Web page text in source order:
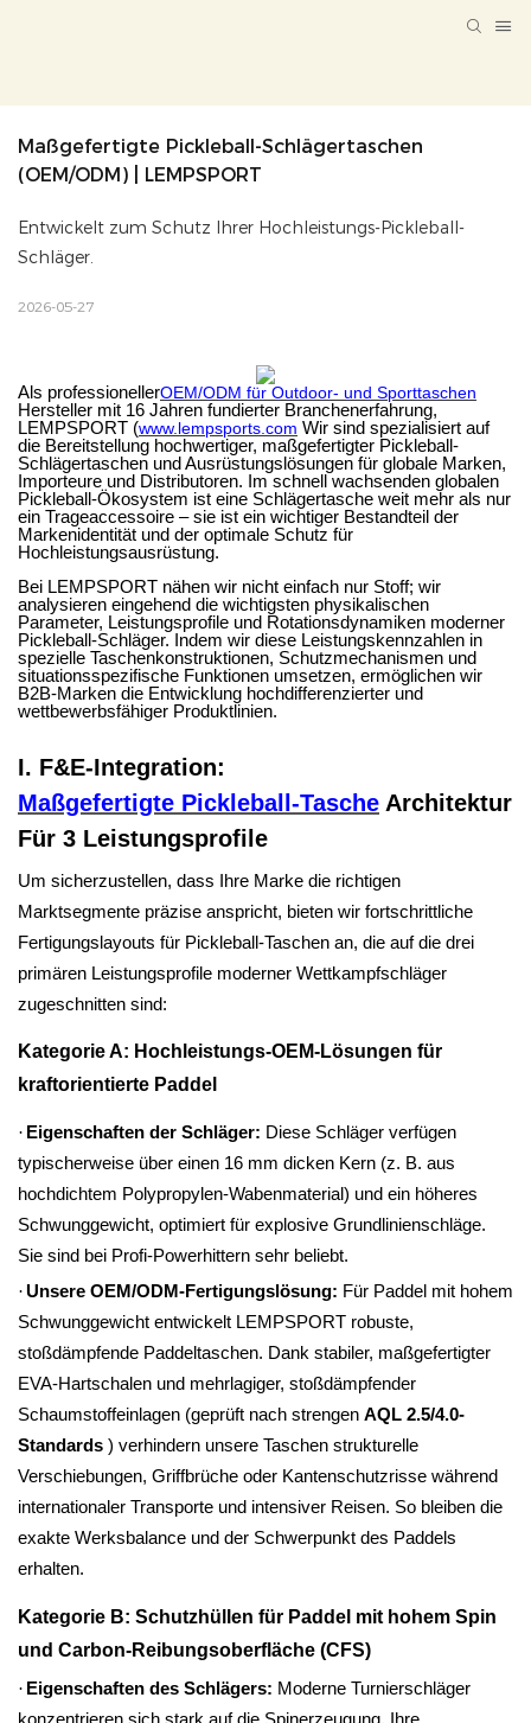
Maßgefertigte Pickleball-Schlägertaschen
(OEM/ODM) | LEMPSPORT
Entwickelt zum Schutz Ihrer Hochleistungs-Pickleball-
Schläger.
2026-05-27
Als professionellerOEM/ODM für Outdoor- und Sporttaschen
Hersteller mit 16 Jahren fundierter Branchenerfahrung,
LEMPSPORT (www.lempsports.com Wir sind spezialisiert auf
die Bereitstellung hochwertiger, maßgefertigter Pickleball-
Schlägertaschen und Ausrüstungslösungen für globale Marken,
Importeure und Distributoren. Im schnell wachsenden globalen
Pickleball-Ökosystem ist eine Schlägertasche weit mehr als nur
ein Trageaccessoire – sie ist ein wichtiger Bestandteil der
Markenidentität und der optimale Schutz für
Hochleistungsausrüstung.
Bei LEMPSPORT nähen wir nicht einfach nur Stoff; wir
analysieren eingehend die wichtigsten physikalischen
Parameter, Leistungsprofile und Rotationsdynamiken moderner
Pickleball-Schläger. Indem wir diese Leistungskennzahlen in
spezielle Taschenkonstruktionen, Schutzmechanismen und
situationsspezifische Funktionen umsetzen, ermöglichen wir
B2B-Marken die Entwicklung hochdifferenzierter und
wettbewerbsfähiger Produktlinien.
I. F&E-Integration:
Maßgefertigte Pickleball-Tasche Architektur
Für 3 Leistungsprofile
Um sicherzustellen, dass Ihre Marke die richtigen
Marktsegmente präzise anspricht, bieten wir fortschrittliche
Fertigungslayouts für Pickleball-Taschen an, die auf die drei
primären Leistungsprofile moderner Wettkampfschläger
zugeschnitten sind:
Kategorie A: Hochleistungs-OEM-Lösungen für
kraftorientierte Paddel
· Eigenschaften der Schläger: Diese Schläger verfügen
typischerweise über einen 16 mm dicken Kern (z. B. aus
hochdichtem Polypropylen-Wabenmaterial) und ein höheres
Schwunggewicht, optimiert für explosive Grundlinienschläge.
Sie sind bei Profi-Powerhittern sehr beliebt.
·Unsere OEM/ODM-Fertigungslösung: Für Paddel mit hohem
Schwunggewicht entwickelt LEMPSPORT robuste,
stoßdämpfende Paddeltaschen. Dank stabiler, maßgefertigter
EVA-Hartschalen und mehrlagiger, stoßdämpfender
Schaumstoffeinlagen (geprüft nach strengen AQL 2.5/4.0-
Standards ) verhindern unsere Taschen strukturelle
Verschiebungen, Griffbrüche oder Kantenschutzrisse während
internationaler Transporte und intensiver Reisen. So bleiben die
exakte Werksbalance und der Schwerpunkt des Paddels
erhalten.
Kategorie B: Schutzhüllen für Paddel mit hohem Spin
und Carbon-Reibungsoberfläche (CFS)
· Eigenschaften des Schlägers: Moderne Turnierschläger